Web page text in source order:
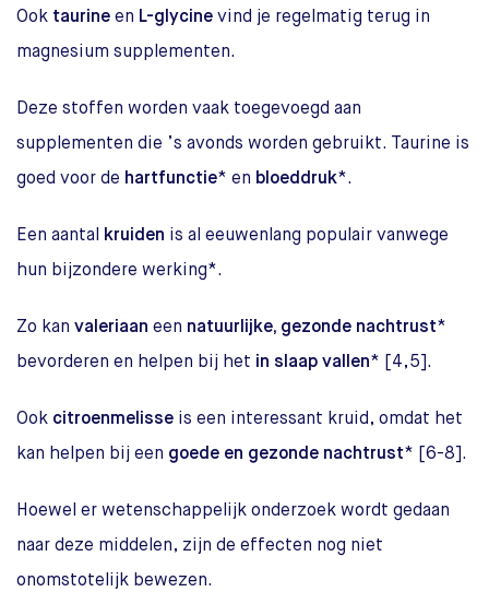
Ook taurine en L-glycine vind je regelmatig terug in
magnesium supplementen.
Deze stoffen worden vaak toegevoegd aan
supplementen die ’s avonds worden gebruikt. Taurine is
goed voor de hartfunctie* en bloeddruk*.
Een aantal kruiden is al eeuwenlang populair vanwege
hun bijzondere werking*.
Zo kan valeriaan een natuurlijke, gezonde nachtrust*
bevorderen en helpen bij het in slaap vallen* [4,5].
Ook citroenmelisse is een interessant kruid, omdat het
kan helpen bij een goede en gezonde nachtrust* [6-8].
Hoewel er wetenschappelijk onderzoek wordt gedaan
naar deze middelen, zijn de effecten nog niet
onomstotelijk bewezen.